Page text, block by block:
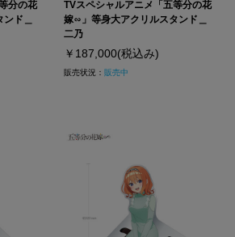
分の花
ド＿
TVスペシャルアニメ「五等分の花
嫁∽」等身大アクリルスタンド＿
二乃
￥187,000(税込み)
販売状況：販売中